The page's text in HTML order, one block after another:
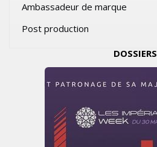
Ambassadeur de marque
Post production
DOSSIERS